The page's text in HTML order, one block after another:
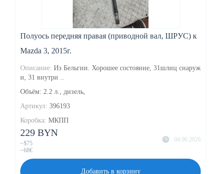
Полуось передняя правая (приводной вал, ШРУС) к
Mazda 3, 2015г.
Описание: Из Бельгии. Хорошее состояние, 31шлиц снаруж
и, 31 внутри ..
Объём: 2.2 л., дизель,
Артикул: 396193
Коробка: МКПП
04.06.2026
229 BYN
~$75
~68€
Добавить в корзину